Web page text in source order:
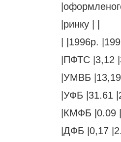
|ринку | |
| |1996р.
|ПФТС |3,12
|УМВБ
|УФБ |31.61
|КМФБ |0.09
|ДФБ |0,17